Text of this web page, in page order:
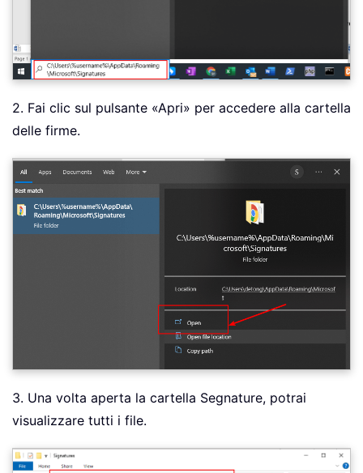
2. Fai clic sul pulsante «Apri» per accedere alla cartella
delle firme.
3. Una volta aperta la cartella Segnature, potrai
visualizzare tutti i file.